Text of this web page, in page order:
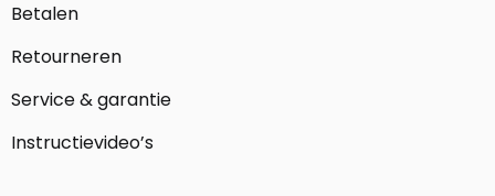
Betalen
Retourneren
Service & garantie
Instructievideo’s